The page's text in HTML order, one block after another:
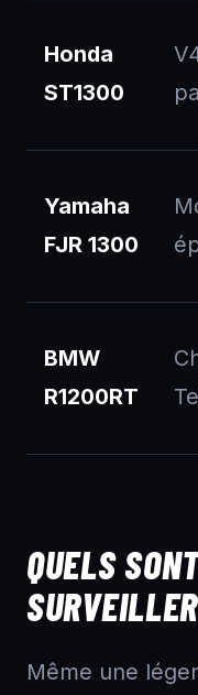
Honda
ST1300
Yamaha
FJR 1300
BMW
R1200RT
QUELS
Même une